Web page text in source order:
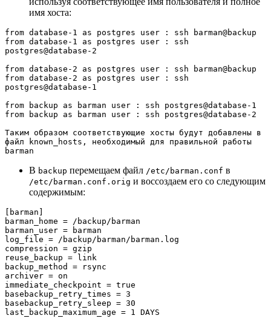
имя хоста:
from database-1 as postgres user : ssh barman@backup
from database-1 as postgres user : ssh
postgres@database-2
from database-2 as postgres user : ssh barman@backup
from database-2 as postgres user : ssh
postgres@database-1
from backup as barman user : ssh postgres@database-1
from backup as barman user : ssh postgres@database-2
Таким образом соответствующие хосты будут добавлены в
файл known_hosts, необходимый для правильной работы
barman
В backup перемещаем файл /etc/barman.conf в
/etc/barman.conf.orig и воссоздаем его со следующим
содержимым:
[barman]
barman_home = /backup/barman
barman_user = barman
log_file = /backup/barman/barman.log
compression = gzip
reuse_backup = link
backup_method = rsync
archiver = on
immediate_checkpoint = true
basebackup_retry_times = 3
basebackup_retry_sleep = 30
last_backup_maximum_age = 1 DAYS